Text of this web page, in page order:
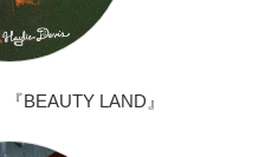
BEAUTY LAND』